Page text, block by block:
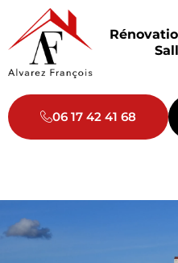
contenu
06 17 42 41 68